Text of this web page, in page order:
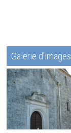
Galerie d'images